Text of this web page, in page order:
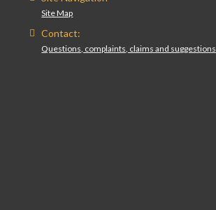
Site Map
Contact:
Questions, complaints, claims and suggestions